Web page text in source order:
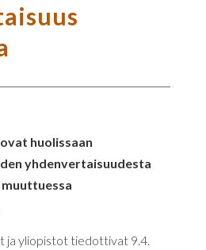
huolissaan
yhdenvertaisuudesta
ja yliopistot tiedottivat 9.4.